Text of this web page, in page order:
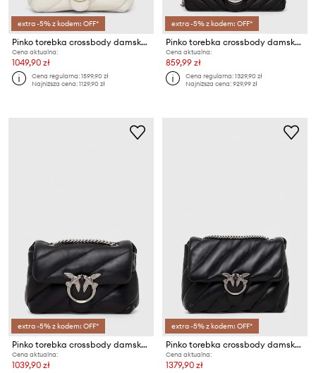
extra -5% z kodem: OFF*
Pinko torebka crossbody damska skórzana
Cena aktualna:
1049,90 zł
Cena regularna:1599,90 zł
Najniższa cena:1129,90 zł
extra -5% z kodem: OFF*
Pinko torebka crossbody damska skórzana
Cena aktualna:
859,99 zł
Cena regularna:1329,90 zł
Najniższa cena:929,99 zł
extra -5% z kodem: OFF*
Pinko torebka crossbody damska skórzana
Cena aktualna:
1039,90 zł
extra -5% z kodem: OFF*
Pinko torebka crossbody damska skórzana
Cena aktualna:
1379,90 zł